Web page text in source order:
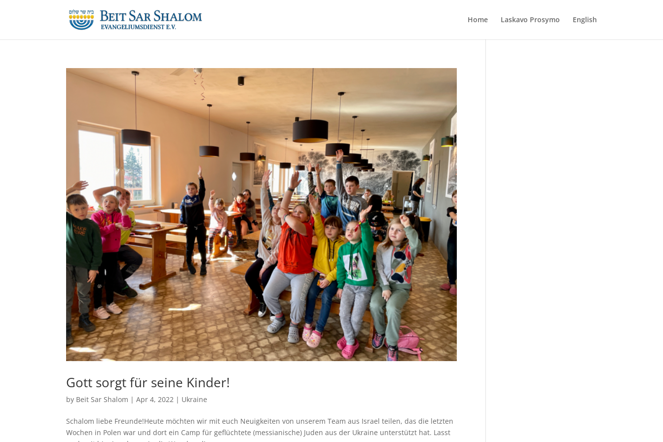
Home Laskavo Prosymo English
Gott sorgt für seine Kinder!
by Beit Sar Shalom |Apr 4, 2022 | Ukraine
Schalom liebe Freunde!Heute möchten wir mit euch Neuigkeiten von unserem Team aus Israel teilen, das die letzten
Wochen in Polen war und dort ein Camp für geflüchtete (messianische) Juden aus der Ukraine unterstützt hat. Lasst